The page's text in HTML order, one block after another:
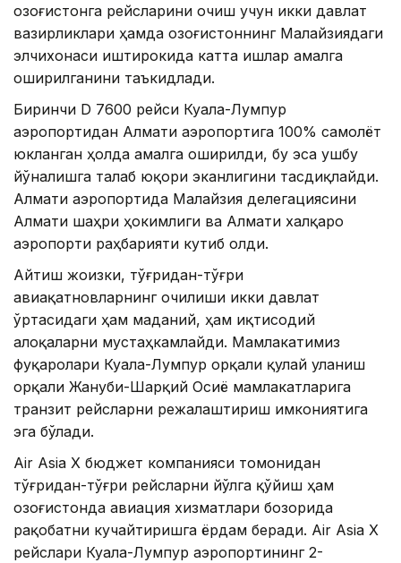
Қозоғистонга рейсларини очиш учун икки давлат
вазирликлари ҳамда Қозоғистоннинг Малайзиядаги
элчихонаси иштирокида катта ишлар амалга
оширилганини таъкидлади.
Биринчи D 7600 рейси Куала-Лумпур
аэропортидан Алмати аэропортига 100% самолёт
юкланган ҳолда амалга оширилди, бу эса ушбу
йўналишга талаб юқори эканлигини тасдиқлайди.
Алмати аэропортида Малайзия делегациясини
Алмати шаҳри ҳокимлиги ва Алмати халқаро
аэропорти раҳбарияти кутиб олди.
Айтиш жоизки, тўғридан-тўғри
авиақатновларнинг очилиши икки давлат
ўртасидаги ҳам маданий, ҳам иқтисодий
алоқаларни мустаҳкамлайди. Мамлакатимиз
фуқаролари Куала-Лумпур орқали қулай уланиш
орқали Жануби-Шарқий Осиё мамлакатларига
транзит рейсларни режалаштириш имкониятига
эга бўлади.
Air Asia X бюджет компанияси томонидан
тўғридан-тўғри рейсларни йўлга қўйиш ҳам
Қозоғистонда авиация хизматлари бозорида
рақобатни кучайтиришга ёрдам беради. Air Asia X
рейслари Куала-Лумпур аэропортининг 2-